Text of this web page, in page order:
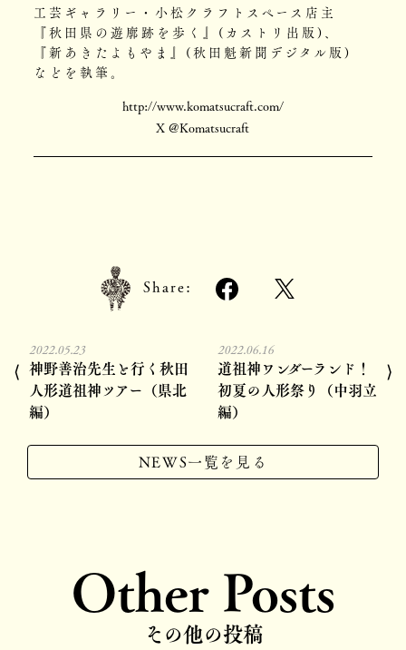
工芸ギャラリー・小松クラフトスペース店主
『秋田県の遊廓跡を歩く』(カストリ出版)、
『新あきたよもやま』(秋田魁新聞デジタル版)
などを執筆。
http://www.komatsucraft.com/
X @Komatsucraft
Share:
⟨
2022.05.23
神野善治先生と行く秋田
人形道祖神ツアー（県北
編）
NEWS一覧を見る
2022.06.16
道祖神ワンダーランド！
初夏の人形祭り（中羽立
編）
⟩
Other Posts
その他の投稿